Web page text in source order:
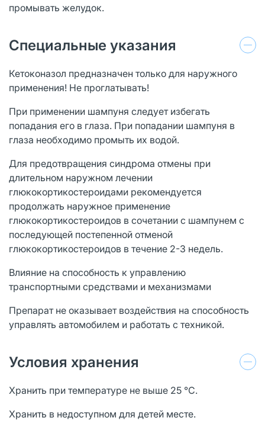
промывать желудок.
Специальные указания
Кетоконазол предназначен только для наружного
применения! Не проглатывать!
При применении шампуня следует избегать
попадания его в глаза. При попадании шампуня в
глаза необходимо промыть их водой.
Для предотвращения синдрома отмены при
длительном наружном лечении
глюкокортикостероидами рекомендуется
продолжать наружное применение
глюкокортикостероидов в сочетании с шампунем с
последующей постепенной отменой
глюкокортикостероидов в течение 2-3 недель.
Влияние на способность к управлению
транспортными средствами и механизмами
Препарат не оказывает воздействия на способность
управлять автомобилем и работать с техникой.
Условия хранения
Хранить при температуре не выше 25 °С.
Хранить в недоступном для детей месте.